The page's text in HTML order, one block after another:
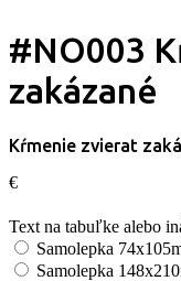
#NO003
zakázané
Kŕmenie zvierat
€
Text na tabuľke alebo
Samolepka
Samolepka